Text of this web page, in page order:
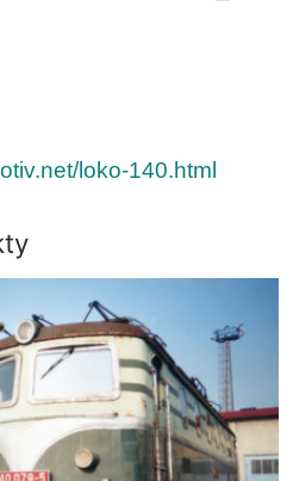
loko-140.html